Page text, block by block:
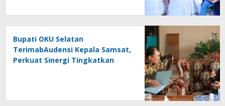
Bupati OKU Selatan
TerimabAudensi Kepala Samsat,
Perkuat Sinergi Tingkatkan